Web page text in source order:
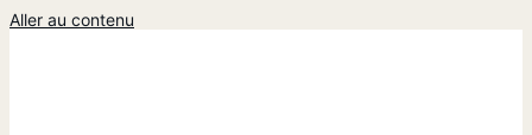
Aller au contenu